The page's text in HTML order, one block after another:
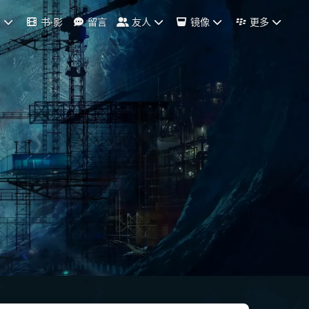
书·影 留言 友人 镜像 更多